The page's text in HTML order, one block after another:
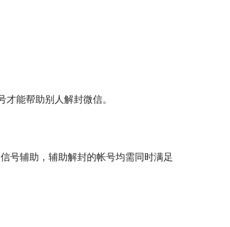
能帮助别人解封微信。
辅助，辅助解封的帐号均需同时满足